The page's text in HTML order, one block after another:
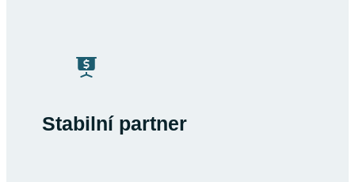
Stabilní partner